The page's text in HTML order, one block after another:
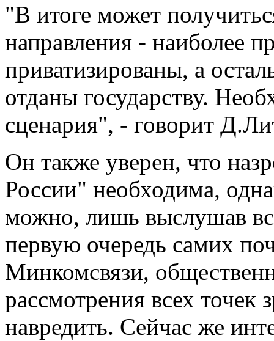
"В итоге может
направления - наиболее
приватизированы, а
отданы государству.
сценария", - говорит
Он также уверен, что
России" необходима,
можно, лишь выслушав
первую очередь самих
Минкомсвязи,
рассмотрения всех точек
навредить. Сейчас же